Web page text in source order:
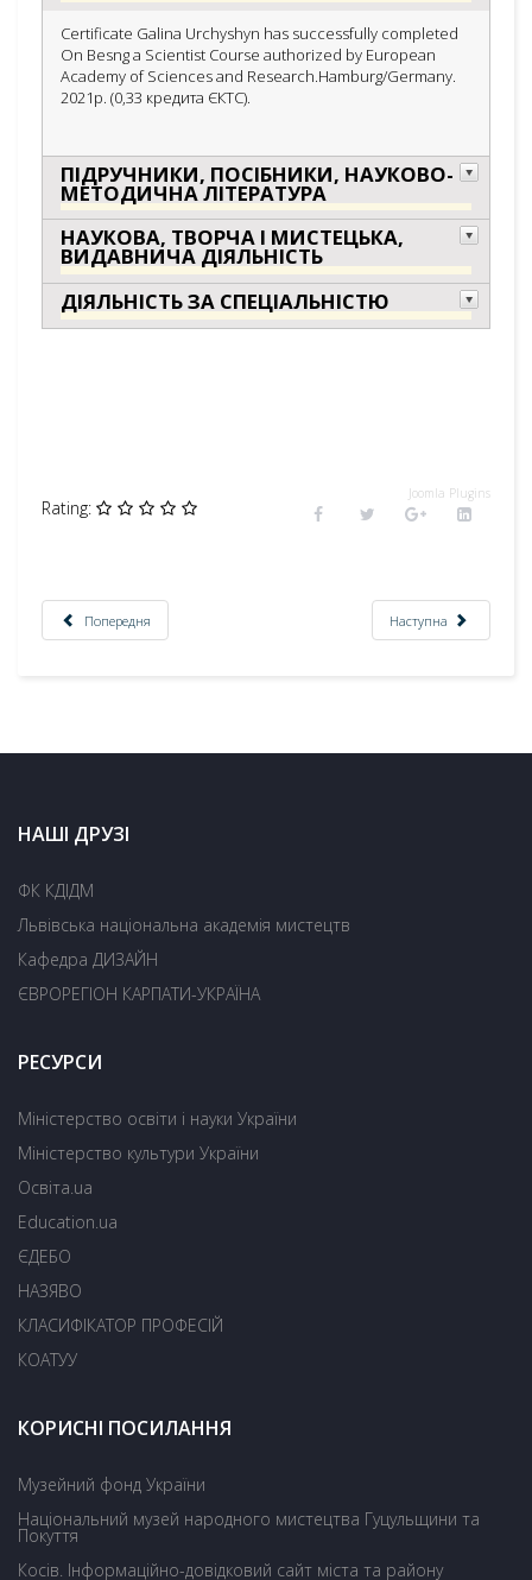
Certificate Galina Urchyshyn has successfully completed
On Besng a Scientist Course authorized by European
Academy of Sciences and Research.Hamburg/Germany.
2021р. (0,33 кредита ЄКТС).
ПІДРУЧНИКИ, ПОСІБНИКИ, НАУКОВО-
МЕТОДИЧНА ЛІТЕРАТУРА
НАУКОВА, ТВОРЧА І МИСТЕЦЬКА,
ВИДАВНИЧА ДІЯЛЬНІСТЬ
ДІЯЛЬНІСТЬ ЗА СПЕЦІАЛЬНІСТЮ
Joomla Plugins
Rating:
Попередня Наступна
НАШІ ДРУЗІ
ФК КДІДМ
Львівська національна академія мистецтв
Кафедра ДИЗАЙН
ЄВРОРЕГІОН КАРПАТИ-УКРАЇНА
РЕСУРСИ
Міністерство освіти і науки України
Міністерство культури України
Освіта.ua
Education.ua
ЄДЕБО
НАЗЯВО
КЛАСИФІКАТОР ПРОФЕСІЙ
КОАТУУ
КОРИСНІ ПОСИЛАННЯ
Музейний фонд України
Національний музей народного мистецтва Гуцульщини та
Покуття
Косів. Інформаційно-довідковий сайт міста та району